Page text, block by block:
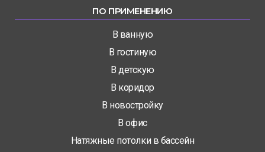
ПО ПРИМЕНЕНИЮ
В ванную
В гостиную
В детскую
В коридор
В новостройку
В офис
Натяжные потолки в бассейн